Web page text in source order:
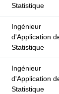
Statistique
Ingénieur
d'Application
Statistique
Ingénieur
d'Application
Statistique